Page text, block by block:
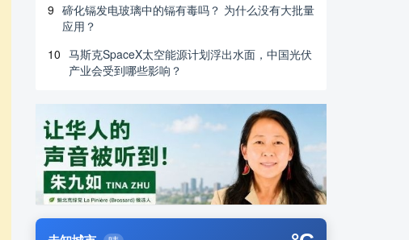
9 碲化镉发电玻璃中的镉有毒吗？ 为什么没有大批量
应用？
10 马斯克SpaceX太空能源计划浮出水面，中国光伏
产业会受到哪些影响？